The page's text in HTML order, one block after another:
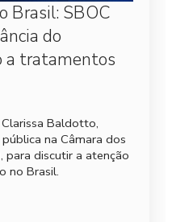
Brasil: SBOC
do
a tratamentos
Baldotto,
na Câmara dos
para discutir a atenção
no Brasil.